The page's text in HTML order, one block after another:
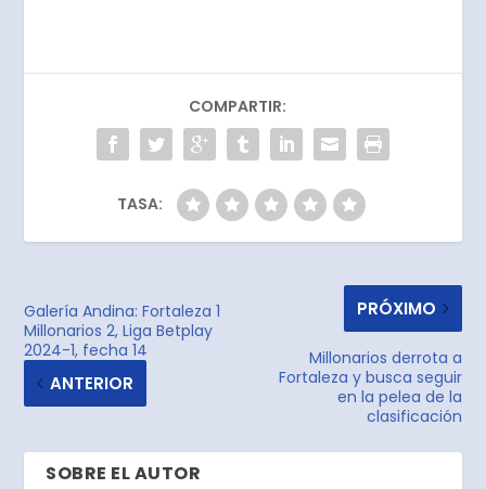
COMPARTIR:
TASA:
Galería Andina: Fortaleza 1
Millonarios 2, Liga Betplay
2024-1, fecha 14
ANTERIOR
PRÓXIMO
Millonarios derrota a
Fortaleza y busca seguir
en la pelea de la
clasificación
SOBRE EL AUTOR